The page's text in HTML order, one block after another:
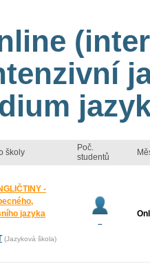
školy
Poč.
studentů
-
jazyka
(Jazyková škola)
–